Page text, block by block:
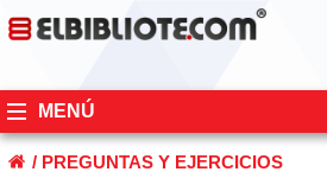
MENÚ
/ PREGUNTAS Y EJERCICIOS